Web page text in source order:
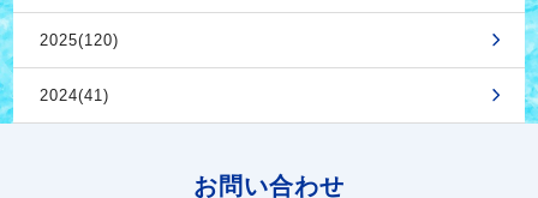
2025(120)
2024(41)
お問い合わせ